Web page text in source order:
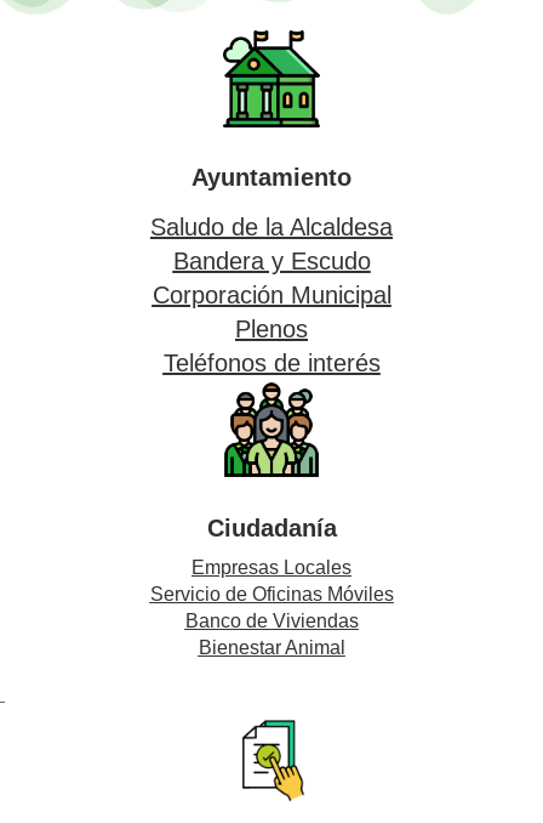
Ayuntamiento
Saludo de la Alcaldesa
Bandera y Escudo
Corporación Municipal
Plenos
Teléfonos de interés
Ciudadanía
Empresas Locales
Servicio de Oficinas Móviles
Banco de Viviendas
Bienestar Animal